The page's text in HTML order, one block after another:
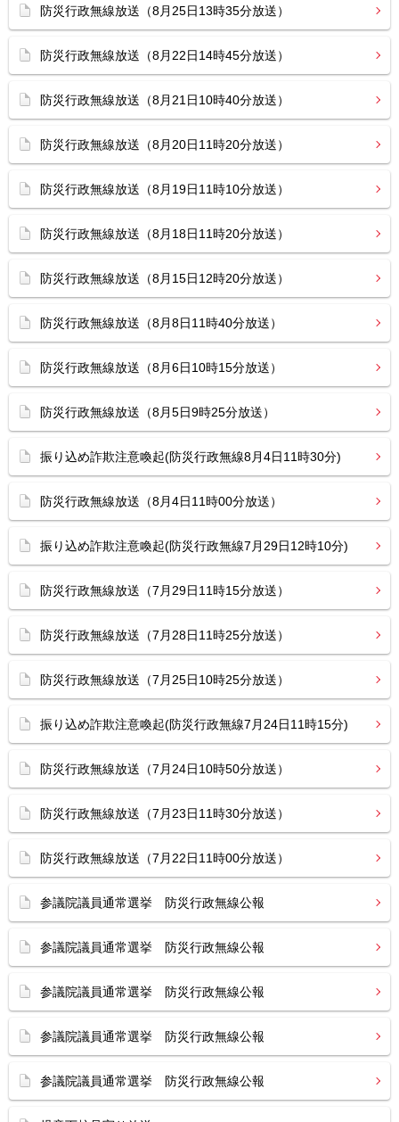
防災行政無線放送（8月25日13時35分放送）
防災行政無線放送（8月22日14時45分放送）
防災行政無線放送（8月21日10時40分放送）
防災行政無線放送（8月20日11時20分放送）
防災行政無線放送（8月19日11時10分放送）
防災行政無線放送（8月18日11時20分放送）
防災行政無線放送（8月15日12時20分放送）
防災行政無線放送（8月8日11時40分放送）
防災行政無線放送（8月6日10時15分放送）
防災行政無線放送（8月5日9時25分放送）
振り込め詐欺注意喚起(防災行政無線8月4日11時30分)
防災行政無線放送（8月4日11時00分放送）
振り込め詐欺注意喚起(防災行政無線7月29日12時10分)
防災行政無線放送（7月29日11時15分放送）
防災行政無線放送（7月28日11時25分放送）
防災行政無線放送（7月25日10時25分放送）
振り込め詐欺注意喚起(防災行政無線7月24日11時15分)
防災行政無線放送（7月24日10時50分放送）
防災行政無線放送（7月23日11時30分放送）
防災行政無線放送（7月22日11時00分放送）
参議院議員通常選挙 防災行政無線公報
参議院議員通常選挙 防災行政無線公報
参議院議員通常選挙 防災行政無線公報
参議院議員通常選挙 防災行政無線公報
参議院議員通常選挙 防災行政無線公報